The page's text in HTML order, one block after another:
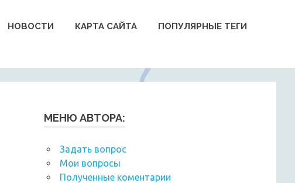
НОВОСТИ КАРТА САЙТА ПОПУЛЯРНЫЕ ТЕГИ
МЕНЮ АВТОРА:
Задать вопрос
Мои вопросы
Полученные коментарии